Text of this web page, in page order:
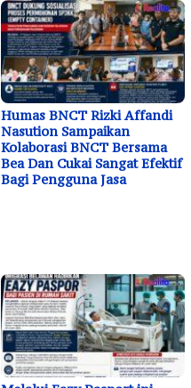
Humas BNCT Rizki Affandi
Nasution Sampaikan
Kolaborasi BNCT Bersama
Bea Dan Cukai Sangat Efektif
Bagi Pengguna Jasa